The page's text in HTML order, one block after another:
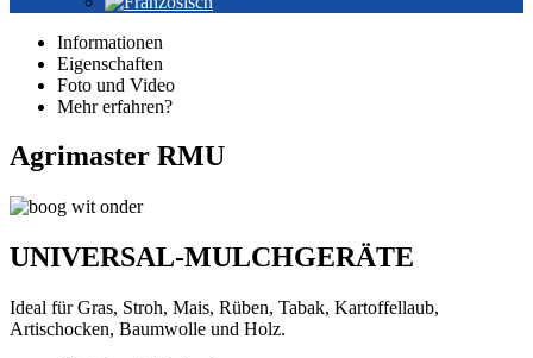
Informationen
Eigenschaften
Foto und Video
Mehr erfahren?
Agrimaster RMU
UNIVERSAL-MULCHGERÄTE
Ideal für Gras, Stroh, Mais, Rüben, Tabak, Kartoffellaub,
Artischocken, Baumwolle und Holz.